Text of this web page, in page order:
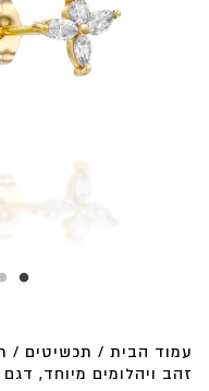
עמוד הבית / תכשיטים /
זהב ויהלומים מיוחד,